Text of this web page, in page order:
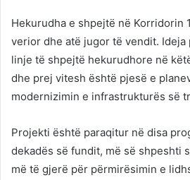
Hekurudha e shpejtë në Korridorin
verior dhe atë jugor të vendit.
linje të shpejtë hekurudhore në
dhe prej vitesh është pjesë e
modernizimin e infrastrukturës së
Projekti është paraqitur në disa
dekadës së fundit, më së shpeshti
më të gjerë për përmirësimin e